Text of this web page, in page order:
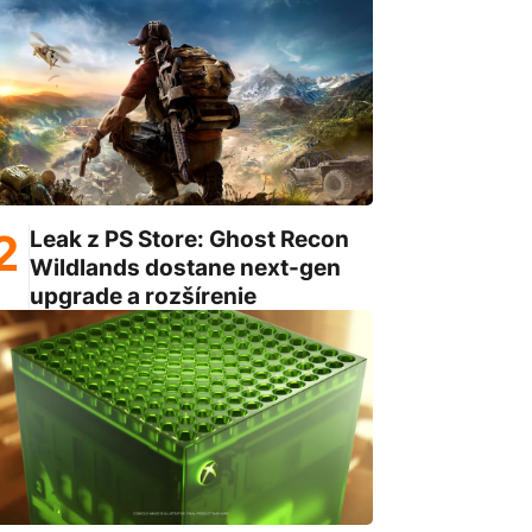
Leak z PS Store: Ghost Recon
Wildlands dostane next-gen
upgrade a rozšírenie